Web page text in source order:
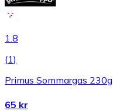
1.8
(1)
Primus Sommargas 230g
65 kr